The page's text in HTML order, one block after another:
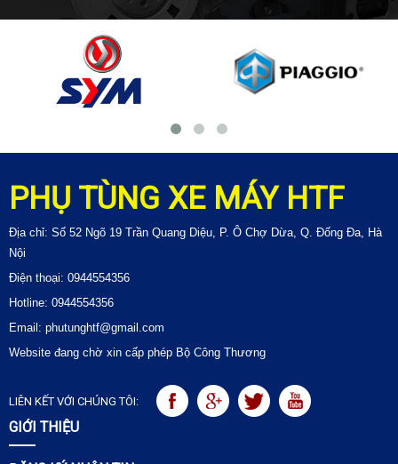
PHỤ TÙNG XE MÁY HTF
Địa chỉ: Số 52 Ngõ 19 Trần Quang Diệu, P. Ô Chợ Dừa, Q. Đống Đa, Hà
Nội
Điện thoại: 0944554356
Hotline: 0944554356
Email: phutunghtf@gmail.com
Website đang chờ xin cấp phép Bộ Công Thương
LIÊN KẾT VỚI CHÚNG TÔI:
GIỚI THIỆU